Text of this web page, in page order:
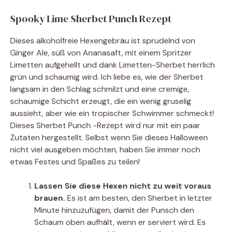
Spooky Lime Sherbet Punch Rezept
Dieses alkoholfreie Hexengebräu ist sprudelnd von
Ginger Ale, süß von Ananasaft, mit einem Spritzer
Limetten aufgehellt und dank Limetten-Sherbet herrlich
grün und schaumig wird. Ich liebe es, wie der Sherbet
langsam in den Schlag schmilzt und eine cremige,
schaumige Schicht erzeugt, die ein wenig gruselig
aussieht, aber wie ein tropischer Schwimmer schmeckt!
Dieses Sherbet Punch -Rezept wird nur mit ein paar
Zutaten hergestellt. Selbst wenn Sie dieses Halloween
nicht viel ausgeben möchten, haben Sie immer noch
etwas Festes und Spaßes zu teilen!
Lassen Sie diese Hexen nicht zu weit voraus
brauen. Es ist am besten, den Sherbet in letzter
Minute hinzuzufügen, damit der Punsch den
Schaum oben aufhält, wenn er serviert wird. Es